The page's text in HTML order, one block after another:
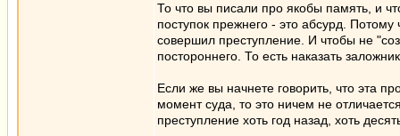
То что вы писали про якобы память, и
поступок прежнего - это абсурд.
совершил преступление. И чтобы не
постороннего. То есть наказать
Если же вы начнете говорить, что эта
момент суда, то это ничем не
преступление хоть год назад, хоть